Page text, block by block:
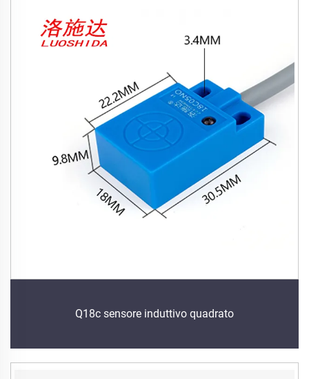
Q18c sensore induttivo quadrato